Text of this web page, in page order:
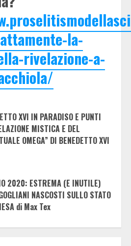
la-
rivelazione-a-
XVI IN PARADISO E PUNTI
MISTICA E DEL
OMEGA” DI BENEDETTO XVI
2020: ESTREMA (E INUTILE)
NASCOSTI SULLO STATO
di Max Tex